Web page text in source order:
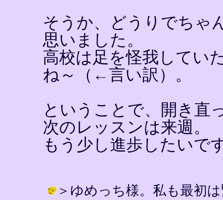
そうか、どうりでちゃ
思いました。
高校は足を怪我してい
ね～（←言い訳）。
ということで、開き直
次のレッスンは来週。
もう少し進歩したいで
＞ゆめっち様。私も最初